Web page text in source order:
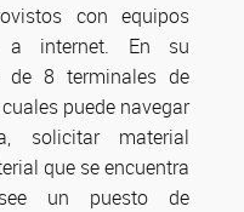
con equipos
a internet. En su
de 8 terminales de
puede navegar
solicitar material
que se encuentra
un puesto de